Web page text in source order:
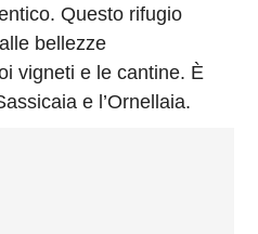
Questo rifugio
bellezze
vigneti e le cantine. È
e l’Ornellaia.